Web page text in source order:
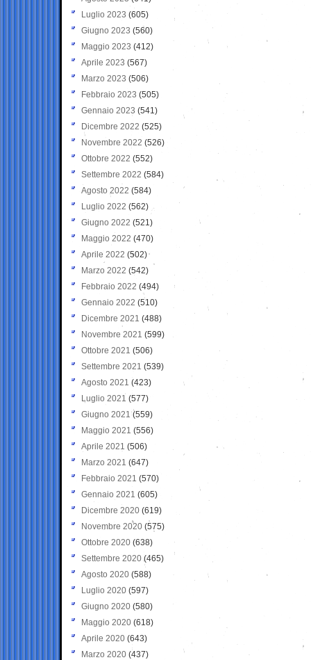
Luglio 2023 (605)
Giugno 2023 (560)
Maggio 2023 (412)
Aprile 2023 (567)
Marzo 2023 (506)
Febbraio 2023 (505)
Gennaio 2023 (541)
Dicembre 2022 (525)
Novembre 2022 (526)
Ottobre 2022 (552)
Settembre 2022 (584)
Agosto 2022 (584)
Luglio 2022 (562)
Giugno 2022 (521)
Maggio 2022 (470)
Aprile 2022 (502)
Marzo 2022 (542)
Febbraio 2022 (494)
Gennaio 2022 (510)
Dicembre 2021 (488)
Novembre 2021 (599)
Ottobre 2021 (506)
Settembre 2021 (539)
Agosto 2021 (423)
Luglio 2021 (577)
Giugno 2021(559)
Maggio 2021 (556)
Aprile 2021 (506)
Marzo 2021 (647)
Febbraio 2021 (570)
Gennaio 2021 (605)
Dicembre 2020 (619)
Novembre 2020 (575)
Ottobre 2020 (638)
Settembre 2020(465)
Agosto 2020 (588)
Luglio 2020 (597)
Giugno 2020 (580)
Maggio 2020 (618)
Aprile 2020 (643)
Marzo 2020 (437)